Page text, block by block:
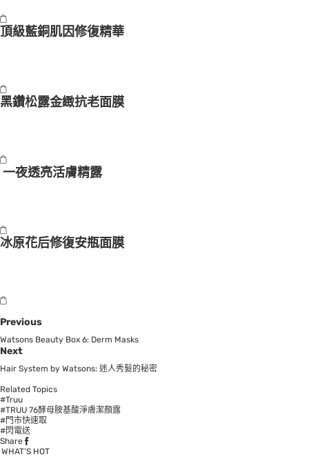
頂級藍銅肌因修復精華
黑鑽松露金緻抗老面膜
一夜透亮活膚精露
冰原花后修復安瓶面膜
Previous
Watsons Beauty Box 6: Derm Masks
Next
Hair System by Watsons: 迷人秀髮的秘密
Related Topics
#Truu
#TRUU 76酵母胺基酸淨膚潔顏露
#門市快速取
#閃電送
Share
WHAT’S HOT